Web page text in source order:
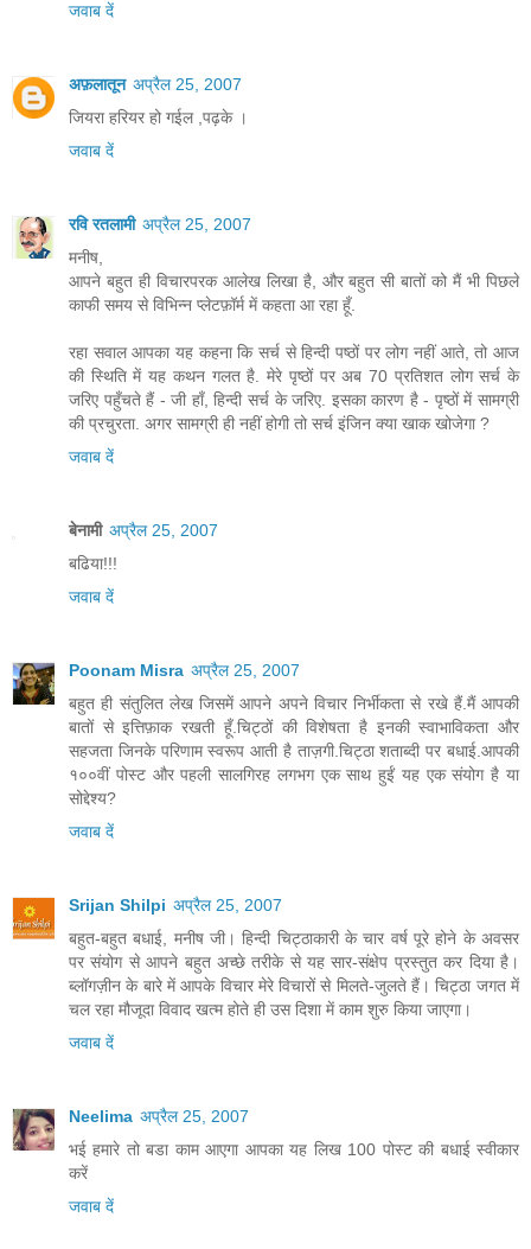
जवाब दें
अफ़लातून अप्रैल 25, 2007
जियरा हरियर हो गईल ,पढ़के ।
जवाब दें
रवि रतलामी अप्रैल 25, 2007
मनीष,
आपने बहुत ही विचारपरक आलेख लिखा है, और बहुत सी बातों को मैं भी पिछले
काफी समय से विभिन्न प्लेटफ़ॉर्म में कहता आ रहा हूँ.
रहा सवाल आपका यह कहना कि सर्च से हिन्दी पष्ठों पर लोग नहीं आते, तो आज
की स्थिति में यह कथन गलत है. मेरे पृष्ठों पर अब 70 प्रतिशत लोग सर्च के
जरिए पहुँचते हैं - जी हाँ, हिन्दी सर्च के जरिए. इसका कारण है - पृष्ठों में सामग्री
की प्रचुरता. अगर सामग्री ही नहीं होगी तो सर्च इंजिन क्या खाक खोजेगा ?
जवाब दें
बेनामी अप्रैल 25, 2007
बढिया!!!
जवाब दें
Poonam Misra अप्रैल 25, 2007
बहुत ही संतुलित लेख जिसमें आपने अपने विचार निर्भीकता से रखे हैं.मैं आपकी
बातों से इत्तिफ़ाक रखती हूँ.चिट्ठों की विशेषता है इनकी स्वाभाविकता और
सहजता जिनके परिणाम स्वरूप आती है ताज़गी.चिट्ठा शताब्दी पर बधाई.आपकी
१००वीं पोस्ट और पहली सालगिरह लगभग एक साथ हुईं यह एक संयोग है या
सोद्देश्य?
जवाब दें
Srijan Shilpi अप्रैल 25, 2007
बहुत-बहुत बधाई, मनीष जी। हिन्दी चिट्ठाकारी के चार वर्ष पूरे होने के अवसर
पर संयोग से आपने बहुत अच्छे तरीके से यह सार-संक्षेप प्रस्तुत कर दिया है।
ब्लॉगज़ीन के बारे में आपके विचार मेरे विचारों से मिलते-जुलते हैं। चिट्ठा जगत में
चल रहा मौजूदा विवाद खत्म होते ही उस दिशा में काम शुरु किया जाएगा।
जवाब दें
Neelima अप्रैल 25, 2007
भई हमारे तो बडा काम आएगा आपका यह लिख 100 पोस्ट की बधाई स्वीकार
करें
जवाब दें